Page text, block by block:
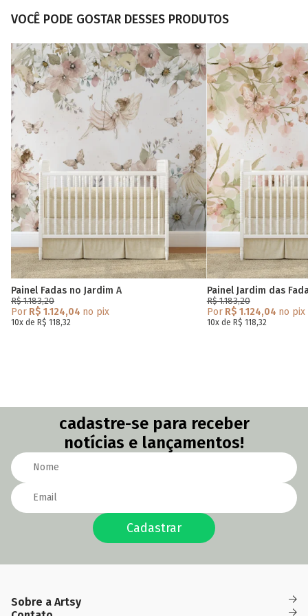
VOCÊ PODE GOSTAR DESSES PRODUTOS
Painel Fadas no Jardim A
R$ 1.183,20
Por R$ 1.124,04 no pix
10x de R$ 118,32
Painel Jardim das
R$ 1.183,20
PorR$ 1.124,04 no pix
10x de R$ 118,32
cadastre-se para receber
notícias e lançamentos!
Cadastrar
Sobre a Artsy
(82)
(82)